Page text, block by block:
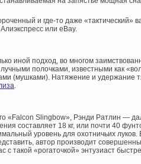
и где-то даже «тактический»
или eBay.
иной подход, во многом
полочками, известными как
(мушками). Натяжение и удержание
.
«Falcon Slingbow», Рэнди Ратлин —
составляет 18 кг, или почти 40
уровень для охотничьих
автор производит
с такой «рогаточкой» энтузиаст